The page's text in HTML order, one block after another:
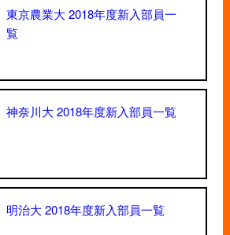
東京農業大 2018年度新入部員一
覧
神奈川大 2018年度新入部員一覧
明治大 2018年度新入部員一覧